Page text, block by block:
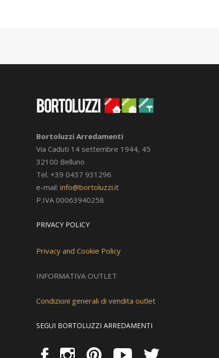
Bortoluzzi Arredamenti
Via Caduti 14 settembre 1944, 45
32100 Belluno
Tel. +39 0437 931296
e-mail: info@bortoluzzi.it
P.IVA 00063940258
PRIVACY POLICY
Privacy and Cookie Policy
INFORMATIVA OUTLET
Condizioni generali di vendita outlet
SEGUI BORTOLUZZI ARREDAMENTI